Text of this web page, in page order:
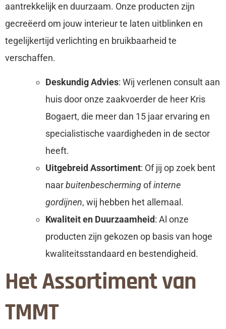
aantrekkelijk en duurzaam. Onze producten zijn
gecreëerd om jouw interieur te laten uitblinken en
tegelijkertijd verlichting en bruikbaarheid te
verschaffen.
Deskundig Advies: Wij verlenen consult aan
huis door onze zaakvoerder de heer Kris
Bogaert, die meer dan 15 jaar ervaring en
specialistische vaardigheden in de sector
heeft.
Uitgebreid Assortiment: Of jij op zoek bent
naarbuitenbeschermingofinterne
gordijnen, wij hebben het allemaal.
Kwaliteit en Duurzaamheid: Al onze
producten zijn gekozen op basis van hoge
kwaliteitsstandaard en bestendigheid.
Het Assortiment van
TMMT